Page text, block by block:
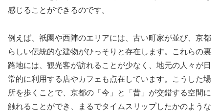
感じることができるのです。
例えば、祇園や西陣のエリアには、古い町家が並び、京都
らしい伝統的な建物がひっそりと存在します。これらの裏
路地には、観光客が訪れることが少なく、地元の人々が日
常的に利用する店やカフェも点在しています。こうした場
所を歩くことで、京都の「今」と「昔」が交錯する空間に
触れることができ、まるでタイムスリップしたかのような